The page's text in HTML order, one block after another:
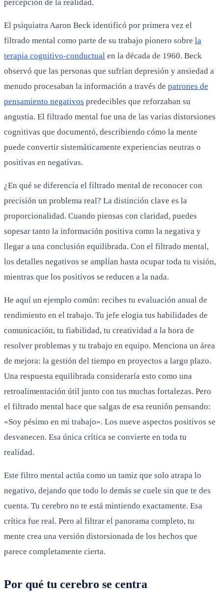
percepción de la realidad.
El psiquiatra Aaron Beck identificó por primera vez el
filtrado mental como parte de su trabajo pionero sobre la
terapia cognitivo-conductual en la década de 1960. Beck
observó que las personas que sufrían depresión y ansiedad a
menudo procesaban la información a través de patrones de
pensamiento negativos predecibles que reforzaban su
angustia. El filtrado mental fue una de las varias distorsiones
cognitivas que documentó, describiendo cómo la mente
puede convertir sistemáticamente experiencias neutras o
positivas en negativas.
¿En qué se diferencia el filtrado mental de reconocer con
precisión un problema real? La distinción clave es la
proporcionalidad. Cuando piensas con claridad, puedes
sopesar tanto la información positiva como la negativa y
llegar a una conclusión equilibrada. Con el filtrado mental,
los detalles negativos se amplían hasta ocupar toda tu visión,
mientras que los positivos se reducen a la nada.
He aquí un ejemplo común: recibes tu evaluación anual de
rendimiento en el trabajo. Tu jefe elogia tus habilidades de
comunicación, tu fiabilidad, tu creatividad a la hora de
resolver problemas y tu trabajo en equipo. Menciona un área
de mejora: la gestión del tiempo en proyectos a largo plazo.
Una respuesta equilibrada consideraría esto como una
retroalimentación útil junto con tus muchas fortalezas. Pero
el filtrado mental hace que salgas de esa reunión pensando:
«Soy pésimo en mi trabajo». Los nueve aspectos positivos se
desvanecen. Esa única crítica se convierte en toda tu
realidad.
Este filtro mental actúa como un tamiz que solo atrapa lo
negativo, dejando que todo lo demás se cuele sin que te des
cuenta. Tu cerebro no te está mintiendo exactamente. Esa
crítica fue real. Pero al filtrar el panorama completo, tu
mente crea una versión distorsionada de los hechos que
parece completamente cierta.
Por qué tu cerebro se centra